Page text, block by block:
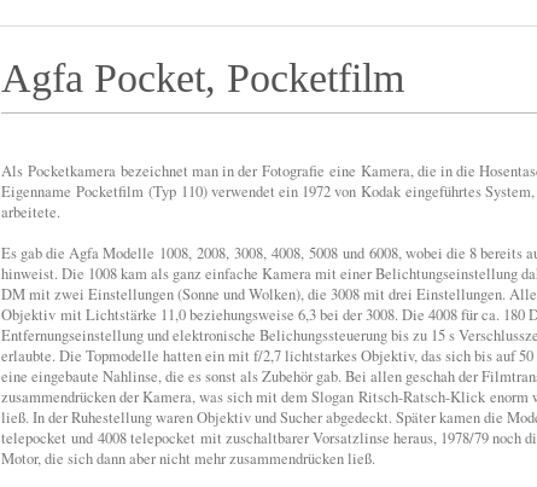
Agfa Pocket, Pocketfilm
Als Pocketkamera bezeichnet man in der Fotografie eine Kamera, die in die
Eigenname Pocketfilm (Typ 110) verwendet ein 1972 von Kodak eingeführtes
arbeitete.
Es gab die Agfa Modelle 1008, 2008, 3008, 4008, 5008 und 6008, wobei die 8 bereits
hinweist. Die 1008 kam als ganz einfache Kamera mit einer Belichtungseinstellung
DM mit zwei Einstellungen (Sonne und Wolken), die 3008 mit drei Einstellungen.
Objektiv mit Lichtstärke 11,0 beziehungsweise 6,3 bei der 3008. Die 4008 für ca. 180
Entfernungseinstellung und elektronische Belichungssteuerung bis zu 15 s
erlaubte. Die Topmodelle hatten ein mit f/2,7 lichtstarkes Objektiv, das sich bis auf
eine eingebaute Nahlinse, die es sonst als Zubehör gab. Bei allen geschah der
zusammendrücken der Kamera, was sich mit dem Slogan Ritsch-Ratsch-Klick enorm
ließ. In der Ruhestellung waren Objektiv und Sucher abgedeckt. Später kamen die
telepocket und 4008 telepocket mit zuschaltbarer Vorsatzlinse heraus, 1978/79 noch
Motor, die sich dann aber nicht mehr zusammendrücken ließ.